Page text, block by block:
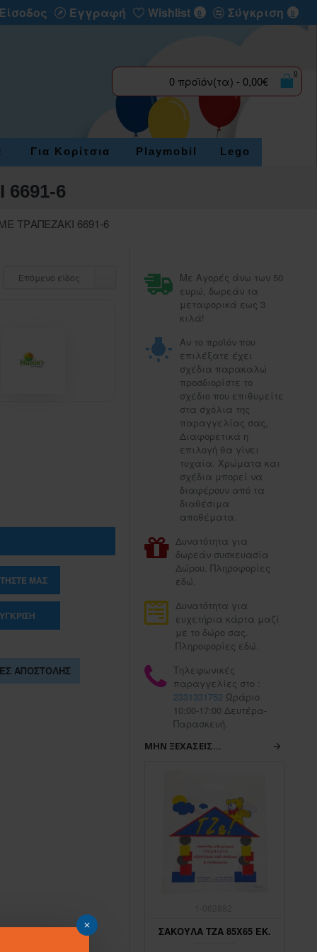
Είσοδος Εγγραφή Wishlist 0 Σύγκριση 0
0 προϊόν(τα) - 0,00€
0
Για Κορίτσια Playmobil Lego
ΤΡΑΠΕΖΑΚΙ 6691-6
6
Επόμενο είδος
ΜΑΣ
ΑΠΟΣΤΟΛΉΣ
Με Αγορές άνω των 50
ευρώ, δωρεάν τα
μεταφορικά εως 3
κιλά!
Αν το προϊόν που
επιλέξατε έχει
σχέδια παρακαλώ
προσδιορίστε το
σχέδιο που επιθυμείτε
στα σχόλια της
παραγγελίας σας,
Διαφορετικά η
επιλογή θα γίνει
τυχαία. Χρώματα και
σχέδια μπορεί να
διαφέρουν από τα
διαθέσιμα
αποθέματα.
Δυνατότητα για
δωρεάν συσκευασία
Δώρου. Πληροφορίες
εδώ.
Δυνατότητα για
ευχετήρια κάρτα μαζί
με το δώρο σας.
Πληροφορίες εδώ.
Τηλεφωνικές
παραγγελίες στο :
2331331752 Ωράριο
10:00-17:00 Δευτέρα-
Παρασκευή.
ΜΗΝ ΞΕΧΆΣΕΙΣ...
ΣΑΚΟΥΛΑ ΤΖΑ 45Χ65 ΕΚ. ΣΑΚΟΥΛΑ ΤΖΑ 85Χ65 ΕΚ.